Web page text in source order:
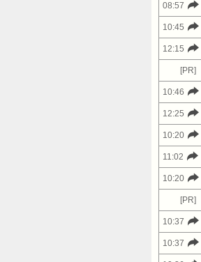
08:57
10:45
12:15
[PR]
10:46
12:25
10:20
11:02
10:20
[PR]
10:37
10:37